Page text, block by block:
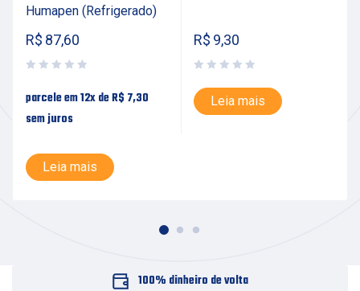
Humapen (Refrigerado)
R$ 87,60
parcele em 12x deR$ 7,30
sem juros
Leia mais
R$ 9,30
Leia mais
100% dinheiro de volta